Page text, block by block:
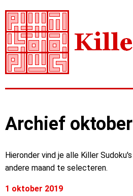
Archief
Hieronder vind je alle Killer
andere maand te selecteren.
1 oktober 2019